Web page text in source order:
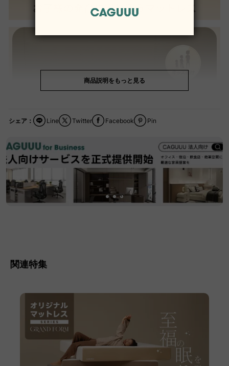
商品説明をもっと見る
シェア： Facebook
Twitter Pin
Line
関連特集